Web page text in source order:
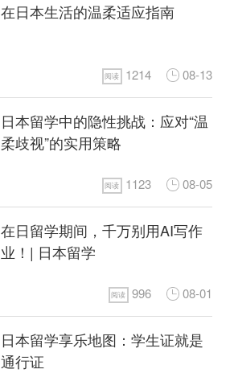
在日本生活的温柔适应指南
阅读 1214 08-13
日本留学中的隐性挑战：应对“温
柔歧视”的实用策略
阅读 1123 08-05
在日留学期间，千万别用AI写作
业！| 日本留学
阅读 996 08-01
日本留学享乐地图：学生证就是
通行证